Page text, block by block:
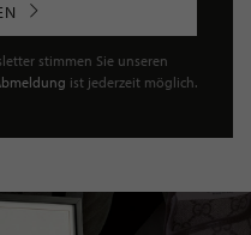
stimmen Sie unseren
ist jederzeit möglich.